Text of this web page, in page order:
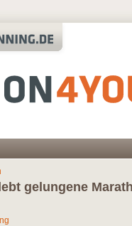
gelungene